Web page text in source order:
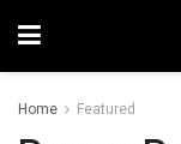
Home Featured